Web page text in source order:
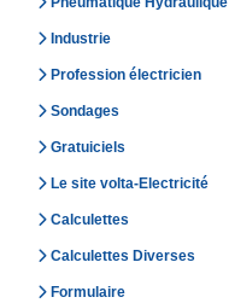
Industrie
Profession électricien
Sondages
Gratuiciels
Le site volta-Electricité
Calculettes
Calculettes Diverses
Formulaire